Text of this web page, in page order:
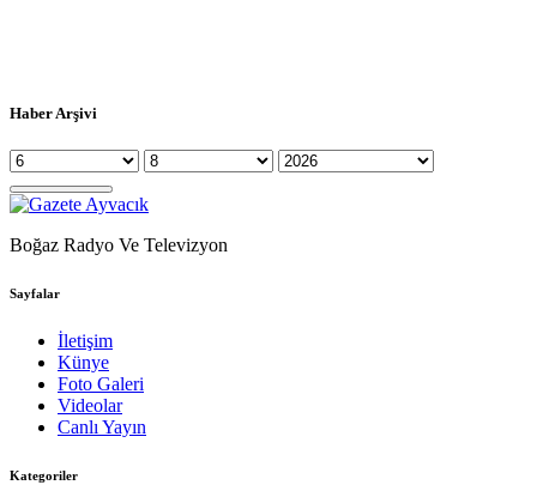
Haber Arşivi
Boğaz Radyo Ve Televizyon
Sayfalar
İletişim
Künye
Foto Galeri
Videolar
Canlı Yayın
Kategoriler